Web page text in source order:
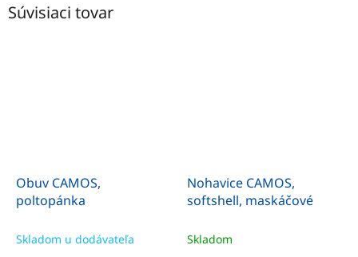
Súvisiaci tovar
Obuv CAMOS,
poltopánka
Skladom u dodávateľa
Nohavice CAMOS,
softshell, maskáčové
Skladom